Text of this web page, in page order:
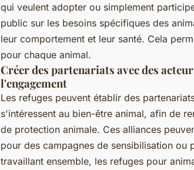
qui veulent adopter ou simplement
public sur les besoins spécifiques des
leur comportement et leur santé. Cela
pour chaque animal.
Créer des partenariats avec des
l'engagement
Les refuges peuvent établir des
s'intéressent au bien-être animal, afin de
de protection animale. Ces alliances
pour des campagnes de sensibilisation
travaillant ensemble, les refuges pour